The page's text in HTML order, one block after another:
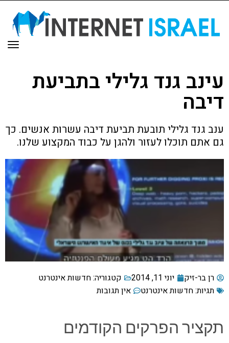
עינב גנד גלילי בתביעת
דיבה
ענב גנד גלילי תובעת תביעת דיבה עשרות אנשים. כך
גם אתם תוכלו לעזור ולהגן על כבוד המקצוע שלנו.
רן בר-זיק יוני 11, 2014 קטגוריה:חדשות אינטרנט
תגיות:חדשות אינטרנט אין תגובות
תקציר הפרקים הקודמים